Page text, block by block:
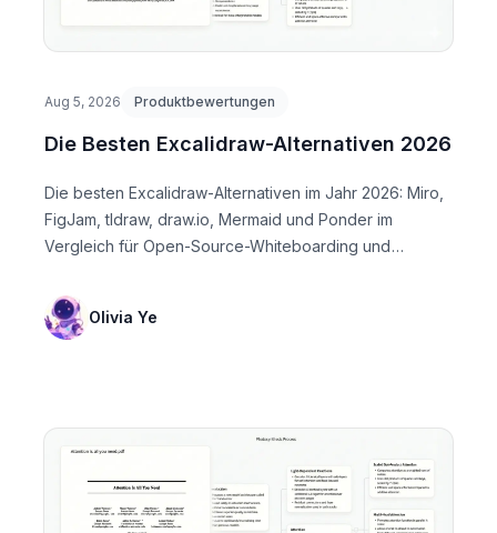
Aug 5, 2026 Produktbewertungen
Die Besten Excalidraw-Alternativen 2026
Die besten Excalidraw-Alternativen im Jahr 2026: Miro,
FigJam, tldraw, draw.io, Mermaid und Ponder im
Vergleich für Open-Source-Whiteboarding und
Olivia Ye